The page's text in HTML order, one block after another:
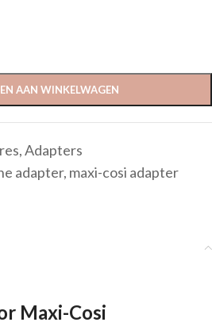
AAN WINKELWAGEN
,Adapters
adapter, maxi-cosi adapter
Maxi-Cosi